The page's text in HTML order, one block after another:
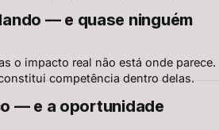
— e quase ninguém
o impacto real não está onde parece.
competência dentro delas.
— e a oportunidade